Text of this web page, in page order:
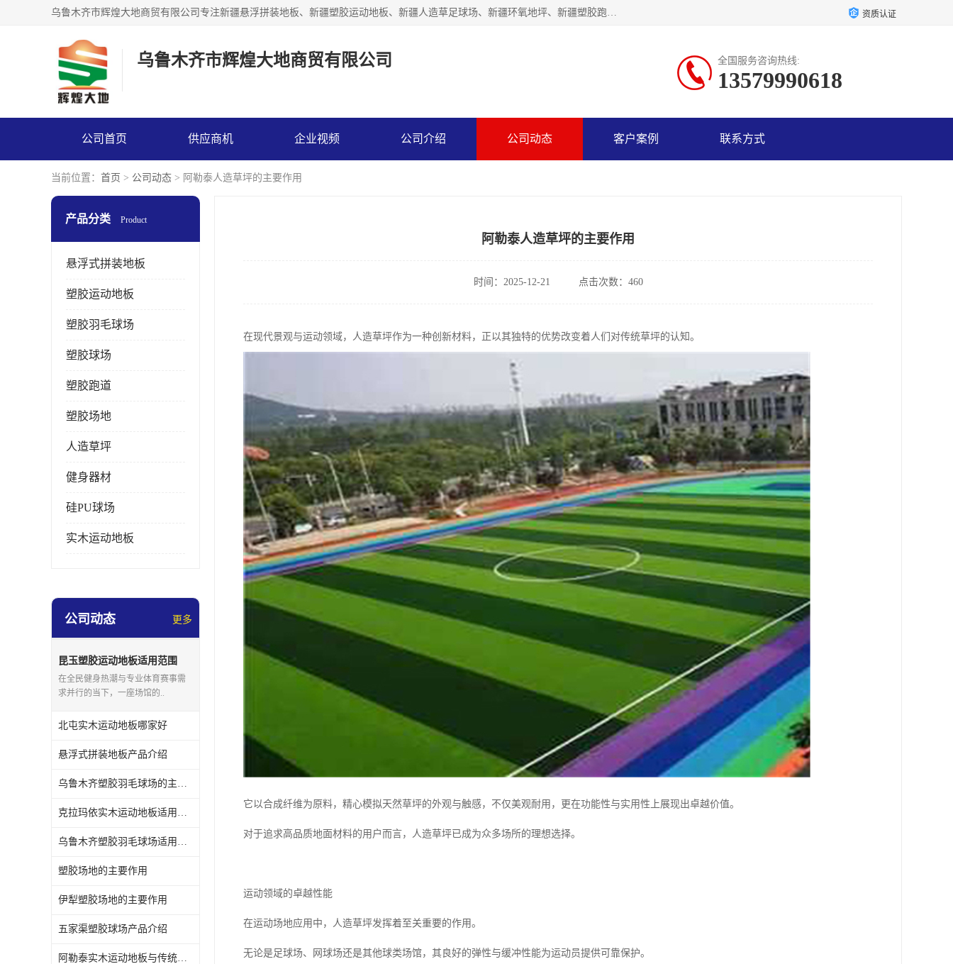
乌鲁木齐市辉煌大地商贸有限公司专注新疆悬浮拼装地板、新疆塑胶运动地板、新疆人造草足球场、新疆环氧地坪、新疆塑胶跑道、新疆舞蹈地板的地面材料供应商。质量优，价格佳，欢迎咨询。 资质认证
乌鲁木齐市辉煌大地商贸有限公司 全国服务咨询热线:
13579990618
公司首页 供应商机 企业视频 公司介绍 公司动态 客户案例 联系方式
当前位置： 首页 > 公司动态 > 阿勒泰人造草坪的主要作用
产品分类 Product
悬浮式拼装地板
塑胶运动地板
塑胶羽毛球场
塑胶球场
塑胶跑道
塑胶场地
人造草坪
健身器材
硅PU球场
实木运动地板
公司动态 更多
昆玉塑胶运动地板适用范围
在全民健身热潮与专业体育赛事需
求并行的当下，一座场馆的..
北屯实木运动地板哪家好
悬浮式拼装地板产品介绍
乌鲁木齐塑胶羽毛球场的主要作用
克拉玛依实木运动地板适用范围
乌鲁木齐塑胶羽毛球场适用范围
塑胶场地的主要作用
伊犁塑胶场地的主要作用
五家渠塑胶球场产品介绍
阿勒泰实木运动地板与传统场地的区别
阿勒泰人造草坪的主要作用
时间：2025-12-21 点击次数：460
在现代景观与运动领域，人造草坪作为一种创新材料，正以其独特的优势改变着人们对传统草坪的认知。
它以合成纤维为原料，精心模拟天然草坪的外观与触感，不仅美观耐用，更在功能性与实用性上展现出卓越价值。
对于追求高品质地面材料的用户而言，人造草坪已成为众多场所的理想选择。
运动领域的卓越性能
在运动场地应用中，人造草坪发挥着至关重要的作用。
无论是足球场、网球场还是其他球类场馆，其良好的弹性与缓冲性能为运动员提供可靠保护。